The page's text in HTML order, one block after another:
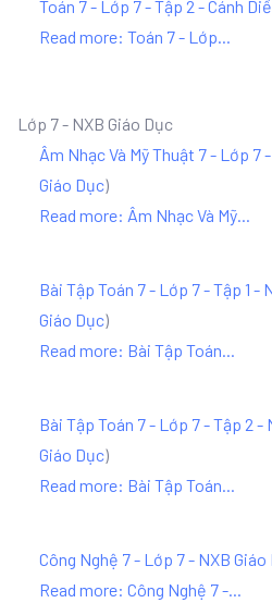
Toán 7 - Lớp 7 - Tập 2 - Cánh
Read more: Toán 7 - Lớp...
Lớp 7 - NXB Giáo Dục
Âm Nhạc Và Mỹ Thuật 7 - Lớp 7
Giáo Dục)
Read more: Âm Nhạc Và Mỹ...
Bài Tập Toán 7 - Lớp 7 - Tập 1 -
Giáo Dục)
Read more: Bài Tập Toán...
Bài Tập Toán 7 - Lớp 7 - Tập 2 -
Giáo Dục)
Read more: Bài Tập Toán...
Công Nghệ 7 - Lớp 7 - NXB Giáo
Read more: Công Nghệ 7 -...